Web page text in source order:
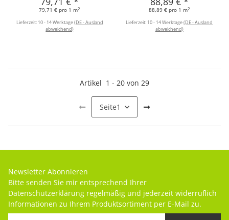
79,71 € pro 1 m2
Lieferzeit: 10 - 14 Werktage(DE - Ausland
abweichend)
88,89 € pro 1 m2
Lieferzeit: 10 - 14 Werktage(DE - Ausland
abweichend)
Artikel 1 - 20 von 29
Seite1
Newsletter Abonnieren
Bitte senden Sie mir entsprechend Ihrer
Datenschutzerklärung regelmäßig und jederzeit widerruflich
Informationen zu Ihrem Produktsortiment per E-Mail zu.